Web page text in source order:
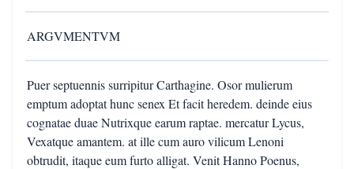
ARGVMENTVM
Puer septuennis surripitur Carthagine. Osor mulierum
emptum adoptat hunc senex Et facit heredem. deinde eius
cognatae duae Nutrixque earum raptae. mercatur Lycus,
Vexatque amantem. at ille cum auro vilicum Lenoni
obtrudit, itaque eum furto alligat. Venit Hanno Poenus,